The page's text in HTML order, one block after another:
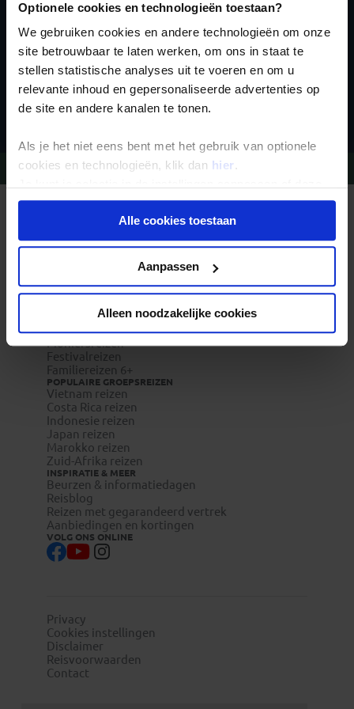
Optionele cookies en technologieën toestaan?
We gebruiken cookies en andere technologieën om onze
site betrouwbaar te laten werken, om ons in staat te
stellen statistische analyses uit te voeren en om u
relevante inhoud en gepersonaliseerde advertenties op
de site en andere kanalen te tonen.
Als je het niet eens bent met het gebruik van optionele
cookies en technologieën, klik dan hier .
onder aan de pagina op elk gewenst moment voor de
toekomst wijzigen.Alle cookies toestaan
Aanpassen
Alleen noodzakelijke cookies
Inschrijven
Vragen?Bel 09-234 13 11
Waarom Koning Aap?
Bestemmingen
Duurzaam toerisme
Reisdocumenten aanvragen
Reisverzekeringen
Groepsreizen
Pioniersreizen
Festivalreizen
Familiereizen 6+
POPULAIRE GROEPSREIZEN
Vietnam reizen
Costa Rica reizen
Indonesie reizen
Japan reizen
Marokko reizen
Zuid-Afrika reizen
INSPIRATIE & MEER
Beurzen & informatiedagen
Reisblog
Reizen met gegarandeerd vertrek
Aanbiedingen en kortingen
VOLG ONS ONLINE
Privacy
Cookies instellingen
Disclaimer
Reisvoorwaarden
Contact